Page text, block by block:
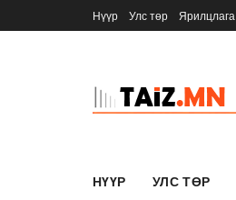
Нүүр Улс төр Ярилцлага
НҮҮР УЛС ТӨР